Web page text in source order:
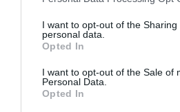
I want to opt-out of the Sharing
personal data.
Opted In
I want to opt-out of the Sale of
Personal Data.
Opted In
aefestival.gr
Ακολουθήστε το Culturenow.gr
μάθετε πρώτοι όλες τις ειδήσεις